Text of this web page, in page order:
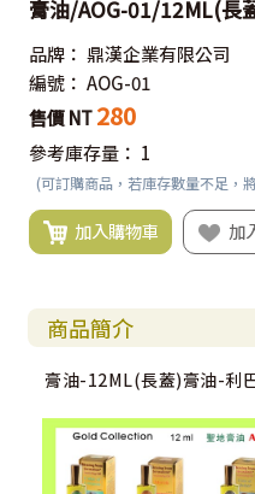
膏油/AOG-01/12ML(長
品牌： 鼎漢企業有限公司
編號： AOG-01
售價 NT 280
參考庫存量： 1
(可訂購商品，若庫存數量不足，
加入購物車 加
商品簡介
膏油-12ML(長蓋)膏油-利